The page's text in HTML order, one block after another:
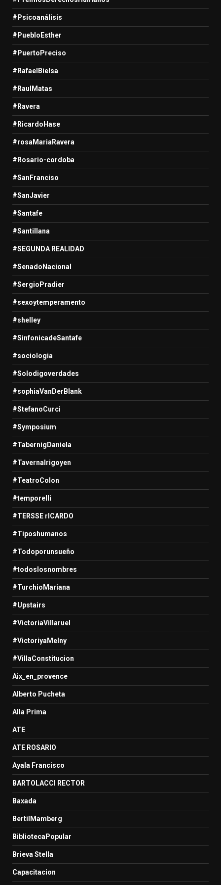
#Psicoanálisis
#PuebloEsther
#PuertoPreciso
#RafaelBielsa
#RaulMatas
#Ravera
#RicardoHase
#rosaMariaRavera
#Rosario-cordoba
#SanFranciso
#SanJavier
#Santafe
#Santillana
#SEGUNDA REALIDAD
#SenadoNacional
#SergioPradier
#sexoytemperamento
#shelley
#SinfonicadeSantafe
#sociologia
#Solodigoverdades
#sophiaVanDerBlank
#StefanoCurci
#Symposium
#TabernigDaniela
#TavernaIrigoyen
#TeatroColon
#temporelli
#TERSSE rICARDO
#Tiposhumanos
#Todoporunsueño
#todoslosnombres
#TurchioMariana
#Upstairs
#VictoriaVillaruel
#VictoriyaMelny
#VillaConstitucion
Aix_en_provence
Alberto Pucheta
Alla Prima
ATE
ATE ROSARIO
Ayala Francisco
BARTOLACCI RECTOR
Baxada
BertilMamberg
BibliotecaPopular
Brieva Stella
Capacitacion